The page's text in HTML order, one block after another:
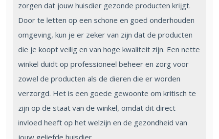
zorgen dat jouw huisdier gezonde producten krijgt.
Door te letten op een schone en goed onderhouden
omgeving, kun je er zeker van zijn dat de producten
die je koopt veilig en van hoge kwaliteit zijn. Een nette
winkel duidt op professioneel beheer en zorg voor
zowel de producten als de dieren die er worden
verzorgd. Het is een goede gewoonte om kritisch te
zijn op de staat van de winkel, omdat dit direct
invloed heeft op het welzijn en de gezondheid van
jouw geliefde huisdier.